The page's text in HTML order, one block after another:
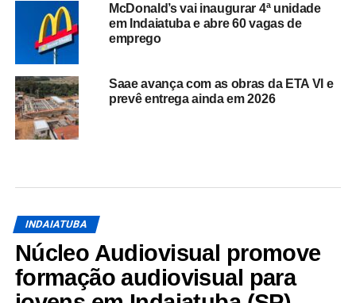
McDonald’s vai inaugurar 4ª unidade
em Indaiatuba e abre 60 vagas de
emprego
Saae avança com as obras da ETA VI e
prevê entrega ainda em 2026
INDAIATUBA
Núcleo Audiovisual promove
formação audiovisual para